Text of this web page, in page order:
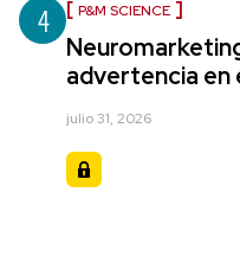
4 P&M SCIENCE
advertencia en
julio 31, 2026